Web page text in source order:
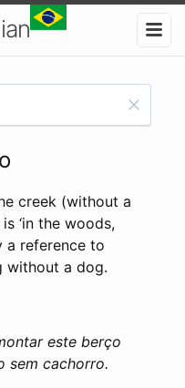
creek (without a
‘in the woods,
a reference to
without a dog.
este berço
sem cachorro.